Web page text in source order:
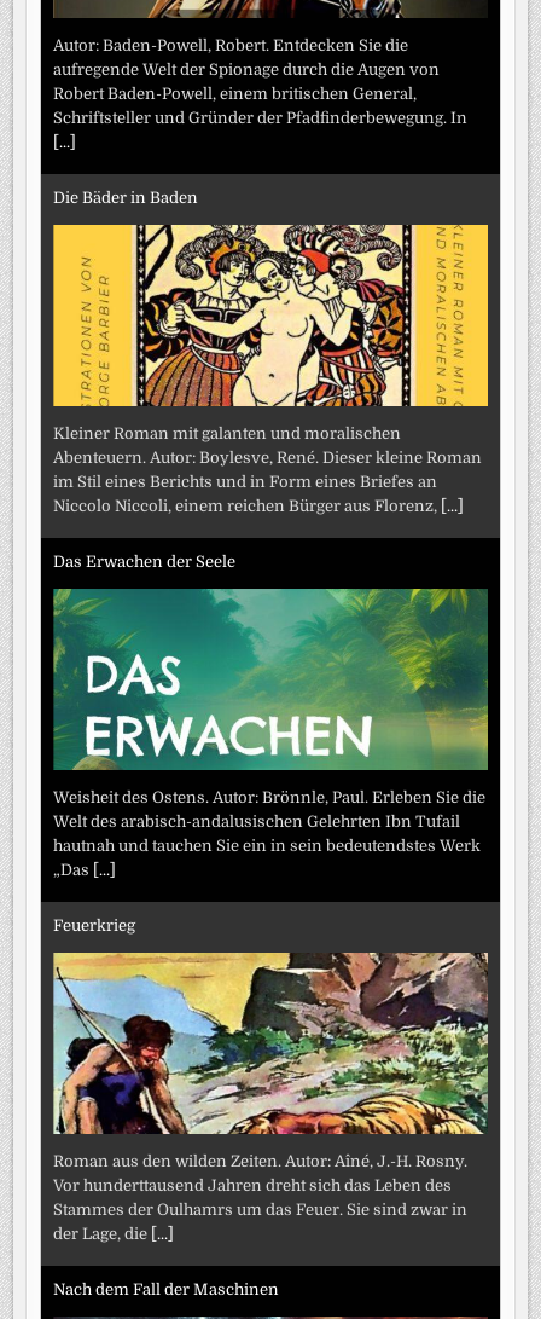
Autor: Baden-Powell, Robert. Entdecken Sie die
aufregende Welt der Spionage durch die Augen von
Robert Baden-Powell, einem britischen General,
Schriftsteller und Gründer der Pfadfinderbewegung. In
[...]
Die Bäder in Baden
Kleiner Roman mit galanten und moralischen
Abenteuern. Autor: Boylesve, René. Dieser kleine Roman
im Stil eines Berichts und in Form eines Briefes an
Niccolo Niccoli, einem reichen Bürger aus Florenz, [...]
Das Erwachen der Seele
Weisheit des Ostens. Autor: Brönnle, Paul. Erleben Sie die
Welt des arabisch-andalusischen Gelehrten Ibn Tufail
hautnah und tauchen Sie ein in sein bedeutendstes Werk
„Das [...]
Feuerkrieg
Roman aus den wilden Zeiten. Autor: Aîné, J.-H. Rosny.
Vor hunderttausend Jahren dreht sich das Leben des
Stammes der Oulhamrs um das Feuer. Sie sind zwar in
der Lage, die [...]
Nach dem Fall der Maschinen